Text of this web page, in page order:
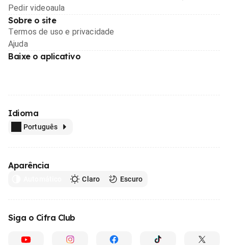
Pedir videoaula
Sobre o site
Termos de uso e privacidade
Ajuda
Baixe o aplicativo
Idioma
Português
Aparência
Claro Escuro
Siga o Cifra Club